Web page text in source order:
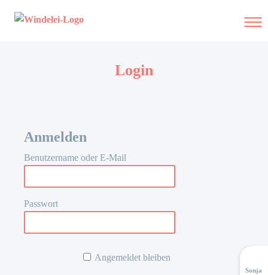
Sonja
Login
Anmelden
Benutzername oder E-Mail
Passwort
Angemeldet bleiben